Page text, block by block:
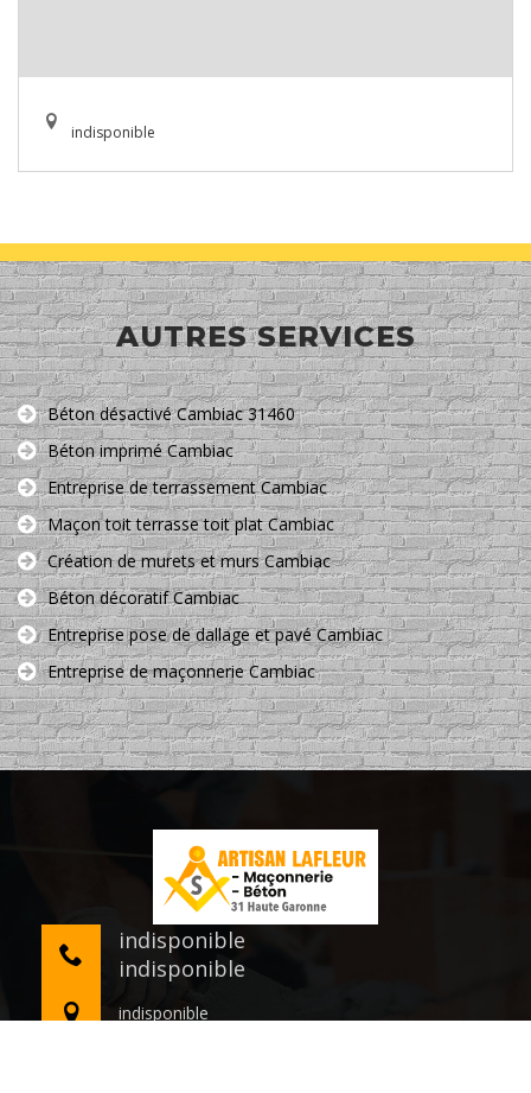
indisponible
AUTRES SERVICES
Béton désactivé Cambiac 31460
Béton imprimé Cambiac
Entreprise de terrassement Cambiac
Maçon toit terrasse toit plat Cambiac
Création de murets et murs Cambiac
Béton décoratif Cambiac
Entreprise pose de dallage et pavé Cambiac
Entreprise de maçonnerie Cambiac
indisponible
indisponible
indisponible